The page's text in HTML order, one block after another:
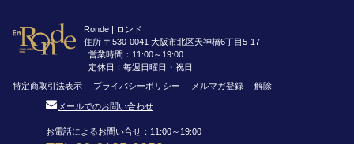
Ronde | ロンド
住所 〒530-0041 大阪市北区天神橋6丁目5-17
営業時間：11:00～19:00
定休日：毎週日曜日・祝日
特定商取引法表示
プライバシーポリシー メルマガ登録 解除
メールでのお問い合わせ
お電話によるお問い合せ：11:00～19:00